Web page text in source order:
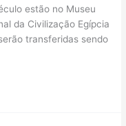
estão no Museu
da Civilização Egípcia
transferidas sendo